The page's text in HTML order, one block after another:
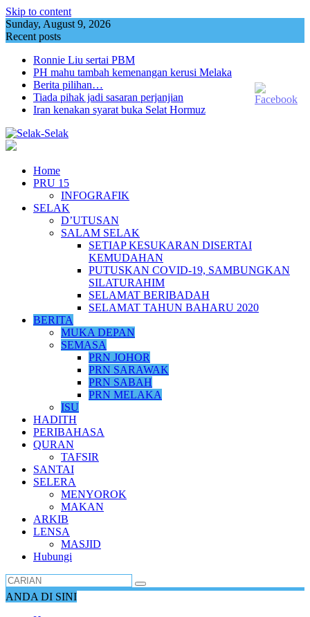
Skip to content
Sunday, August 9, 2026
Recent posts
Ronnie Liu sertai PBM
PH mahu tambah kemenangan kerusi Melaka
Berita pilihan…
Tiada pihak jadi sasaran perjanjian
Iran kenakan syarat buka Selat Hormuz
Home
PRU 15
INFOGRAFIK
SELAK
D’UTUSAN
SALAM SELAK
SETIAP KESUKARAN DISERTAI
KEMUDAHAN
PUTUSKAN COVID-19, SAMBUNGKAN
SILATURAHIM
SELAMAT BERIBADAH
SELAMAT TAHUN BAHARU 2020
BERITA
MUKA DEPAN
SEMASA
PRN JOHOR
PRN SARAWAK
PRN SABAH
PRN MELAKA
ISU
HADITH
PERIBAHASA
QURAN
TAFSIR
SANTAI
SELERA
MENYOROK
MAKAN
ARKIB
LENSA
MASJID
Hubungi
ANDA DI SINI